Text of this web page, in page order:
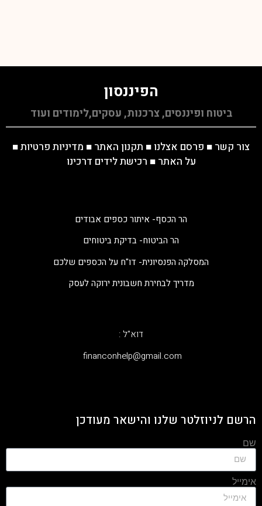
הפיננסון
ביטוח ופיננסים, צרכנות, עסקים,לימודים ועוד
צור קשר ■ פרסם אצלנו ■ תקנון האתר ■ מדיניות פרטיות■
על האתר ■ רכישת לידים דרכינו
הר הכסף- איתור כספים אבודים
הר הביטוח- בדיקת ביטוחים
המסלקה הפנסיונית- דו"ח על הכספים שלכם
מדריך לבחירת חשבונית ירוקה לעסק
דוא"ל :
‫financonhelp@gmail.com‬
הרשם לניוזלטר שלנו והישאר מעודכן
שם
אימייל